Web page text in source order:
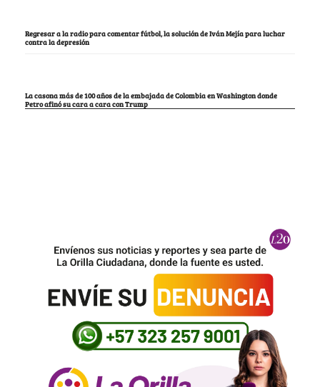
Regresar a la radio para comentar fútbol, la solución de Iván Mejía para luchar
contra la depresión
La casona más de 100 años de la embajada de Colombia en Washington donde
Petro afinó su cara a cara con Trump